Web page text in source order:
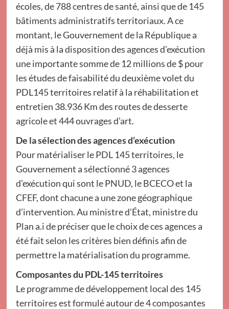
écoles, de 788 centres de santé, ainsi que de 145
bâtiments administratifs territoriaux. A ce
montant, le Gouvernement de la République a
déjà mis à la disposition des agences d’exécution
une importante somme de 12 millions de $ pour
les études de faisabilité du deuxième volet du
PDL145 territoires relatif à la réhabilitation et
entretien 38.936 Km des routes de desserte
agricole et 444 ouvrages d’art.
De la sélection des agences d’exécution
Pour matérialiser le PDL 145 territoires, le
Gouvernement a sélectionné 3 agences
d’exécution qui sont le PNUD, le BCECO et la
CFEF, dont chacune a une zone géographique
d’intervention. Au ministre d’État, ministre du
Plan a.i de préciser que le choix de ces agences a
été fait selon les critères bien définis afin de
permettre la matérialisation du programme.
Composantes du PDL-145 territoires
Le programme de développement local des 145
territoires est formulé autour de 4 composantes